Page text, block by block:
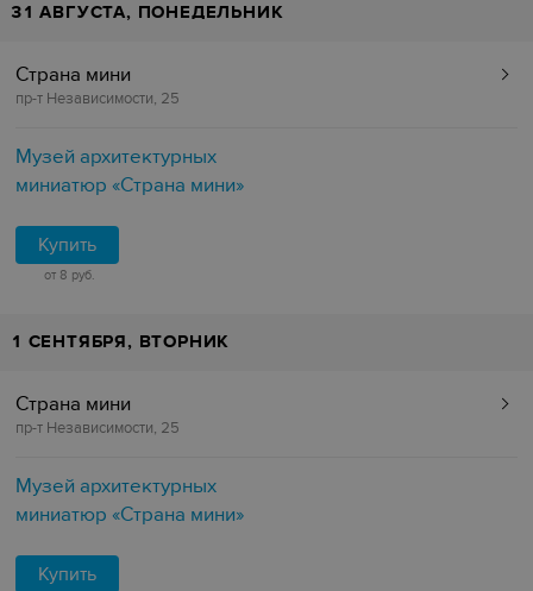
31 АВГУСТА, ПОНЕДЕЛЬНИК
Страна мини
пр-т Независимости, 25
Музей архитектурных
миниатюр «Страна мини»
Купить
от 8 руб.
1 СЕНТЯБРЯ, ВТОРНИК
Страна мини
пр-т Независимости, 25
Музей архитектурных
миниатюр «Страна мини»
Купить